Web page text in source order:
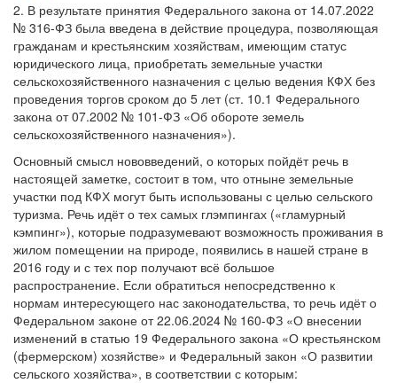
2. В результате принятия Федерального закона от 14.07.2022
№ 316-ФЗ была введена в действие процедура, позволяющая
гражданам и крестьянским хозяйствам, имеющим статус
юридического лица, приобретать земельные участки
сельскохозяйственного назначения с целью ведения КФХ без
проведения торгов сроком до 5 лет (ст. 10.1 Федерального
закона от 07.2002 № 101-ФЗ «Об обороте земель
сельскохозяйственного назначения»).
Основный смысл нововведений, о которых пойдёт речь в
настоящей заметке, состоит в том, что отныне земельные
участки под КФХ могут быть использованы с целью сельского
туризма. Речь идёт о тех самых глэмпингах («гламурный
кэмпинг»), которые подразумевают возможность проживания в
жилом помещении на природе, появились в нашей стране в
2016 году и с тех пор получают всё большое
распространение. Если обратиться непосредственно к
нормам интересующего нас законодательства, то речь идёт о
Федеральном законе от 22.06.2024 № 160-ФЗ «О внесении
изменений в статью 19 Федерального закона «О крестьянском
(фермерском) хозяйстве» и Федеральный закон «О развитии
сельского хозяйства», в соответствии с которым: